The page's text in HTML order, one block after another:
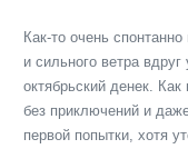
Как-то очень
и сильного ветра
октябрьский денек.
без приключений и
первой попытки, хотя